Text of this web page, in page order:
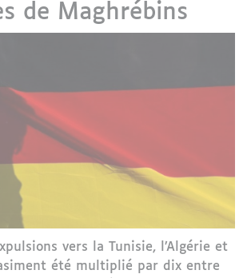
de Maghrébins
vers la Tunisie, l’Algérie et
été multiplié par dix entre